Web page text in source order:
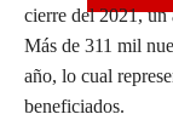
cierre del 2021, un
Más de 311 mil
año, lo cual
beneficiados.